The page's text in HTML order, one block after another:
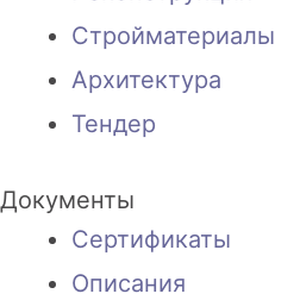
Стройматериалы
Архитектура
Тендер
Документы
Сертификаты
Описания